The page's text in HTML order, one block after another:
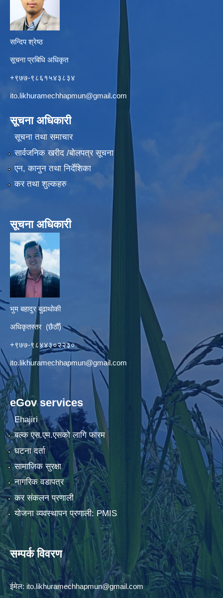
सन्दिप श्रेष्ठ
सूचना प्रबिधि अधिकृत
+९७७-९८६१५४३८३४
ito.likhuramechhapmun@gmail.com
सूचना अधिकारी
सूचना तथा समाचार
सार्वजनिक खरीद /बोलपत्र सूचना
एन, कानुन तथा निर्देशिका
कर तथा शुल्कहरु
सूचना अधिकारी
भुम बहादुर बुढाथोकी
अधिकृतस्तर (छैठौँ)
+९७७-९८४४३०२२३०
ito.likhuramechhapmun@gmail.com
eGov services
Ehajiri
बल्क एस.एम.एसको लागि फारम
घटना दर्ता
सामाजिक सुरक्षा
नागरिक वडापत्र
कर संकलन प्रणाली
योजना व्यवस्थापन प्रणाली: PMIS
सम्पर्क विवरण
ईमेल: ito.likhuramechhapmun@gmail.com